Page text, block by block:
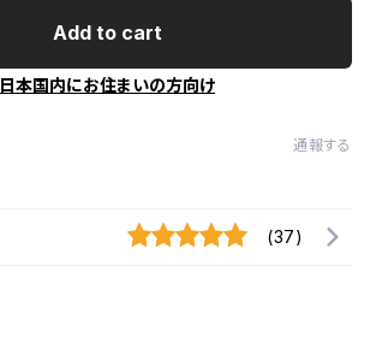
Add to cart
日本国内にお住まいの方向け
通報する
(37)